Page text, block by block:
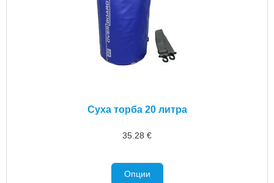
Суха торба 20 литра
35.28 €
Опции